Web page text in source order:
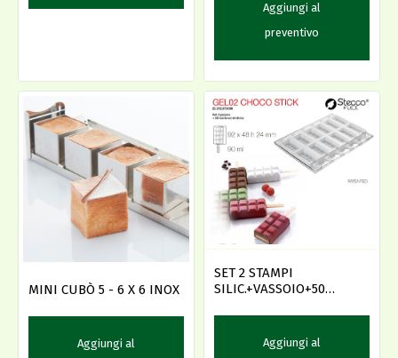
Aggiungi al
preventivo
MINI CUBÒ 5 - 6 X 6 INOX
Aggiungi al
SET 2 STAMPI
SILIC.+VASSOIO+50
Aggiungi al